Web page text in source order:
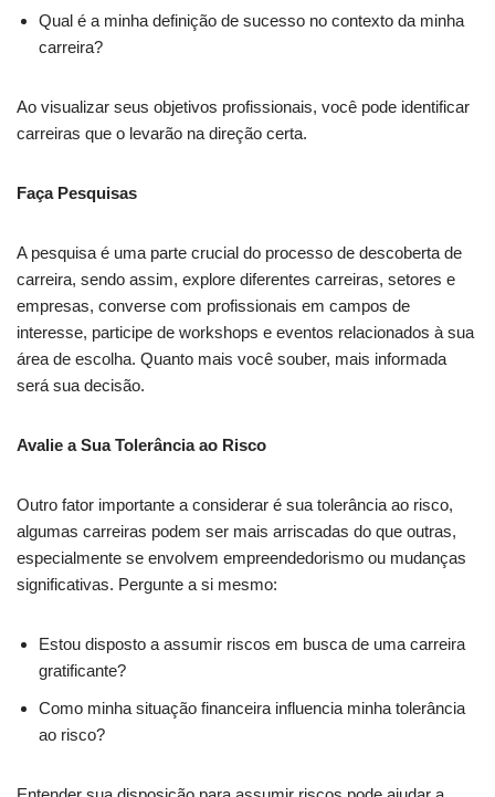
Qual é a minha definição de sucesso no contexto da minha
carreira?
Ao visualizar seus objetivos profissionais, você pode identificar
carreiras que o levarão na direção certa.
Faça Pesquisas
A pesquisa é uma parte crucial do processo de descoberta de
carreira, sendo assim, explore diferentes carreiras, setores e
empresas, converse com profissionais em campos de
interesse, participe de workshops e eventos relacionados à sua
área de escolha. Quanto mais você souber, mais informada
será sua decisão.
Avalie a Sua Tolerância ao Risco
Outro fator importante a considerar é sua tolerância ao risco,
algumas carreiras podem ser mais arriscadas do que outras,
especialmente se envolvem empreendedorismo ou mudanças
significativas. Pergunte a si mesmo:
Estou disposto a assumir riscos em busca de uma carreira
gratificante?
Como minha situação financeira influencia minha tolerância
ao risco?